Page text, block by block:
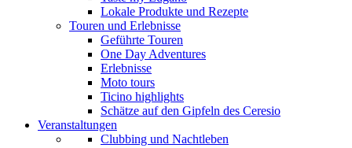
Lokale Produkte und Rezepte
Touren und Erlebnisse
Geführte Touren
One Day Adventures
Erlebnisse
Moto tours
Ticino highlights
Schätze auf den Gipfeln des Ceresio
Veranstaltungen
Clubbing und Nachtleben